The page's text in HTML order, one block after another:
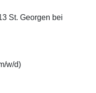
St. Georgen bei
w/d)